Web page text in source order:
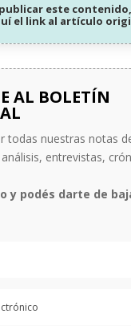
este
el link al artículo
AL BOLETÍN
todas nuestras notas
entrevistas,
y podés darte de